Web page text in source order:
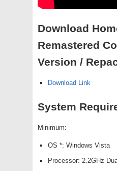
Download
Remastered
Version /
Download Link
System
Minimum:
OS *: Windows Vista
Processor: 2.2GHz